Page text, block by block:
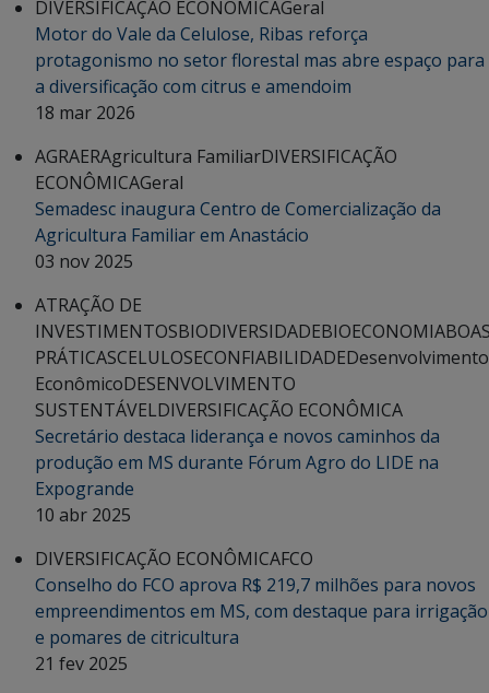
DIVERSIFICAÇÃO ECONÔMICAGeral
Motor do Vale da Celulose, Ribas reforça
protagonismo no setor florestal mas abre espaço para
a diversificação com citrus e amendoim
18 mar 2026
AGRAERAgricultura FamiliarDIVERSIFICAÇÃO
ECONÔMICAGeral
Semadesc inaugura Centro de Comercialização da
Agricultura Familiar em Anastácio
03 nov 2025
ATRAÇÃO DE
INVESTIMENTOSBIODIVERSIDADEBIOECONOMIA
PRÁTICASCELULOSECONFIABILIDADEDesenvolvimento
EconômicoDESENVOLVIMENTO
SUSTENTÁVELDIVERSIFICAÇÃO ECONÔMICA
Secretário destaca liderança e novos caminhos da
produção em MS durante Fórum Agro do LIDE na
Expogrande
10 abr 2025
DIVERSIFICAÇÃO ECONÔMICAFCO
Conselho do FCO aprova R$ 219,7 milhões para novos
empreendimentos em MS, com destaque para irrigação
e pomares de citricultura
21 fev 2025